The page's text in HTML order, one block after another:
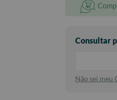
Não sei meu